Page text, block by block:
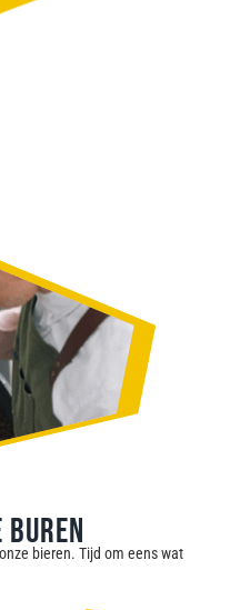
buren
bieren. Tijd om eens wat